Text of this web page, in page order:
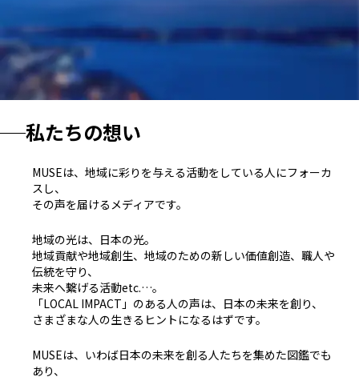
私たちの想い
MUSEは、地域に彩りを与える活動をしている人にフォーカ
スし、
その声を届けるメディアです。
地域の光は、日本の光。
地域貢献や地域創生、地域のための新しい価値創造、職人や
伝統を守り、
未来へ繋げる活動etc.…。
「LOCAL IMPACT」のある人の声は、日本の未来を創り、
さまざまな人の生きるヒントになるはずです。
MUSEは、いわば日本の未来を創る人たちを集めた図鑑でも
あり、